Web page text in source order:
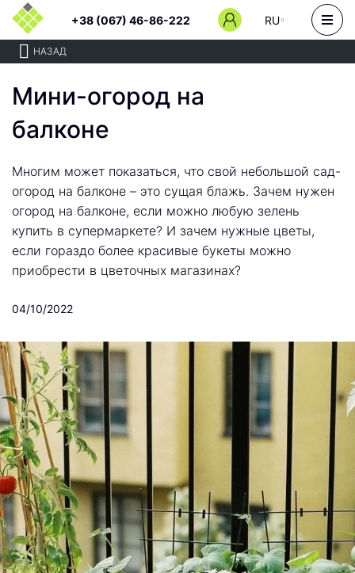
+38 (067) 46-86-222 RU
НАЗАД
Мини-огород на
балконе
Многим может показаться, что свой небольшой сад-
огород на балконе – это сущая блажь. Зачем нужен
огород на балконе, если можно любую зелень
купить в супермаркете? И зачем нужные цветы,
если гораздо более красивые букеты можно
приобрести в цветочных магазинах?
04/10/2022